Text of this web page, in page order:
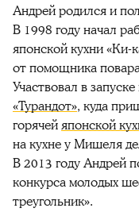
Андрей родился и
В 1998 году начал
японской кухни «Ки-
от помощника
Участвовал в
«Турандот», куда
горячейяпонской
на кухне у Мишеля
В 2013 году Андрей
конкурса молодых
треугольник».